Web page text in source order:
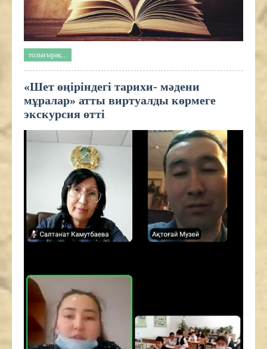
толығырақ...
«Шет өңіріндегі тарихи- мәдени
мұралар» атты виртуалды көрмеге
экскурсия өтті